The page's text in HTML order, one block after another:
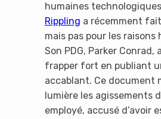
humaines
Rippling a récemment fait
mais pas pour les raisons
Son PDG, Parker Conrad,
frapper fort en publiant
accablant. Ce document
lumière les agissements
employé, accusé d’avoir